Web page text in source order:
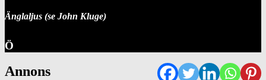
Änglaljus (se John Kluge)
Ö
Annons